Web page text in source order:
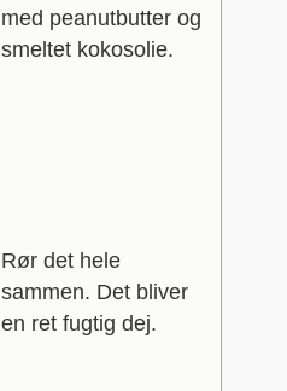
med peanutbutter og
smeltet kokosolie.
Rør det hele
sammen. Det bliver
en ret fugtig dej.